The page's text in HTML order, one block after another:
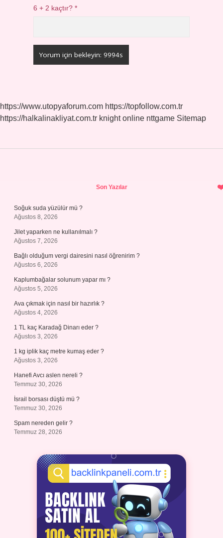
6 + 2 kaçtır?*
https://www.utopyaforum.com https://topfollow.com.tr
https://halkalinakliyat.com.tr knight online nttgame Sitemap
Son Yazılar
Soğuk suda yüzülür mü ?
Ağustos 8, 2026
Jilet yaparken ne kullanılmalı ?
Ağustos 7, 2026
Bağlı olduğum vergi dairesini nasıl öğrenirim ?
Ağustos 6, 2026
Kaplumbağalar solunum yapar mı ?
Ağustos 5, 2026
Ava çıkmak için nasıl bir hazırlık ?
Ağustos 4, 2026
1 TL kaç Karadağ Dinarı eder ?
Ağustos 3, 2026
1 kg iplik kaç metre kumaş eder ?
Ağustos 3, 2026
Hanefi Avcı aslen nereli ?
Temmuz 30, 2026
İsrail borsası düştü mü ?
Temmuz 30, 2026
Spam nereden gelir ?
Temmuz 28, 2026